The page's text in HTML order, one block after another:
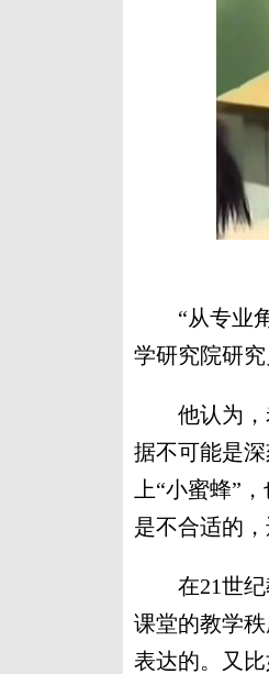
“从专业角
学研究院研究
他认为，老
据不可能是
上“小蜜蜂”
是不合适的
在21世纪
课堂的教学
表达的。又